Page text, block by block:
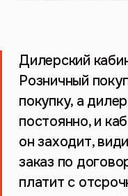
Дилерский
Розничный
покупку, а
постоянно, и
он заходит,
заказ по
платит с